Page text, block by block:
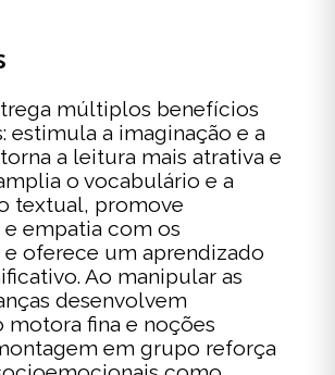
múltiplos benefícios
estimula a imaginação e a
a leitura mais atrativa e
o vocabulário e a
textual, promove
empatia com os
e oferece um aprendizado
Ao manipular as
desenvolvem
motora fina e noções
em grupo reforça